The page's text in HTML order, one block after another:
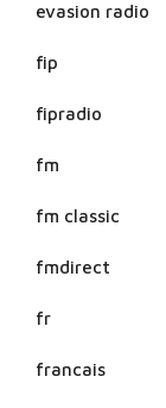
evasion radio
fip
fipradio
fm
fm classic
fmdirect
fr
francais